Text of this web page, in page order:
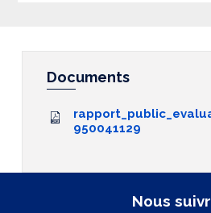
Documents
950041129
Nous